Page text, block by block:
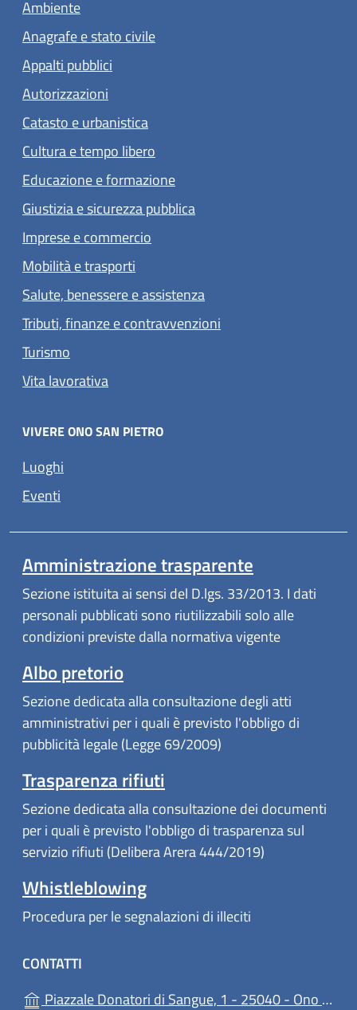
Ambiente
Anagrafe e stato civile
Appalti pubblici
Autorizzazioni
Catasto e urbanistica
Cultura e tempo libero
Educazione e formazione
Giustizia e sicurezza pubblica
Imprese e commercio
Mobilità e trasporti
Salute, benessere e assistenza
Tributi, finanze e contravvenzioni
Turismo
Vita lavorativa
VIVERE ONO SAN PIETRO
Luoghi
Eventi
Amministrazione trasparente
Sezione istituita ai sensi del D.lgs. 33/2013. I dati
personali pubblicati sono riutilizzabili solo alle
condizioni previste dalla normativa vigente
Albo pretorio
Sezione dedicata alla consultazione degli atti
amministrativi per i quali è previsto l'obbligo di
pubblicità legale (Legge 69/2009)
Trasparenza rifiuti
Sezione dedicata alla consultazione dei documenti
per i quali è previsto l'obbligo di trasparenza sul
servizio rifiuti (Delibera Arera 444/2019)
Whistleblowing
Procedura per le segnalazioni di illeciti
CONTATTI
Piazzale Donatori di Sangue, 1 - 25040 - Ono San Pietro